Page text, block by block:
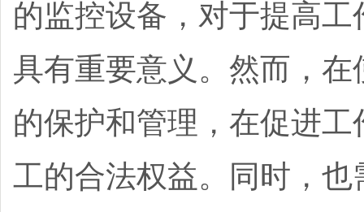
的监控设备，对于提高
具有重要意义。然而，
的保护和管理，在促进
工的合法权益。同时，